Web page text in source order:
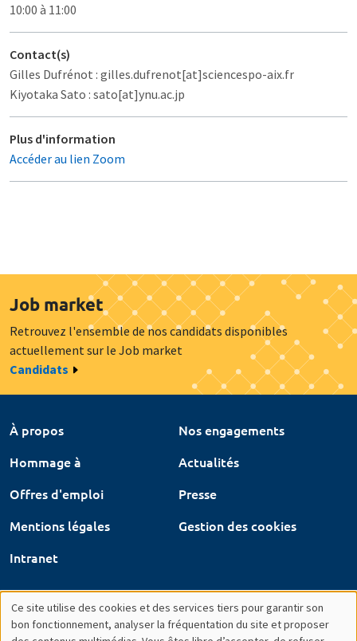
10:00 à 11:00
Contact(s)
Gilles Dufrénot : gilles.dufrenot[at]sciencespo-aix.fr
Kiyotaka Sato : sato[at]ynu.ac.jp
Plus d'information
Accéder au lien Zoom
Job market
Retrouvez l'ensemble de nos candidats disponibles
actuellement sur le Job market
Candidats
À propos
Nos engagements
Hommage à
Actualités
Offres d'emploi
Presse
Mentions légales
Gestion des cookies
Intranet
Utilisation
Ce site utilise des cookies et des services tiers pour garantir son
bon fonctionnement, analyser la fréquentation du site et proposer